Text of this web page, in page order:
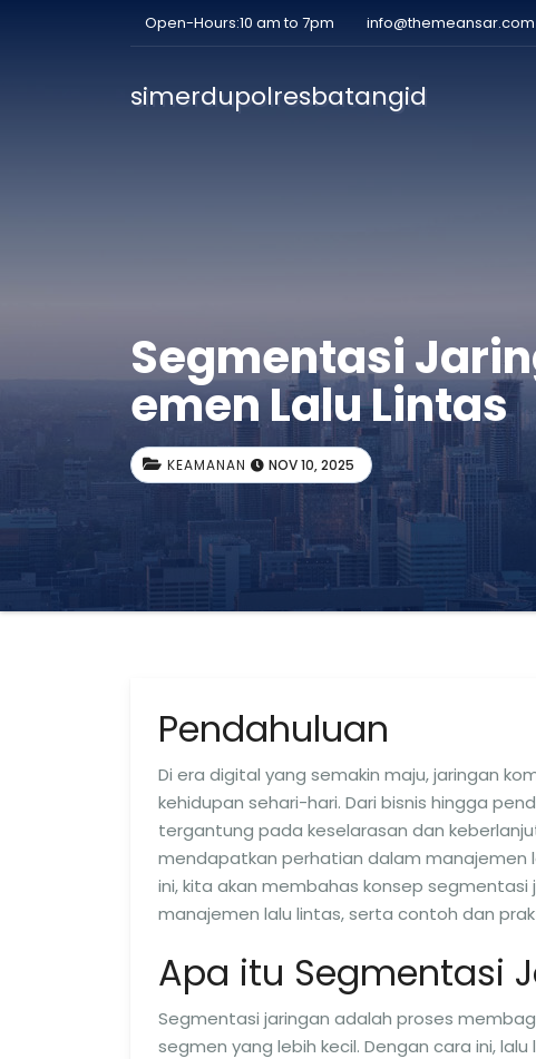
Open-Hours:10 am to 7pm info@themeansar.com
simerdupolresbatangid
Segmentasi
emen Lalu Lintas
KEAMANAN NOV 10, 2025
Pendahuluan
Di era digital yang semakin maju, jaringan
kehidupan sehari-hari. Dari bisnis hingga
tergantung pada keselarasan dan
mendapatkan perhatian dalam manajemen
ini, kita akan membahas konsep
manajemen lalu lintas, serta contoh dan
Apa itu Segmentasi
Segmentasi jaringan adalah proses
segmen yang lebih kecil. Dengan cara ini,